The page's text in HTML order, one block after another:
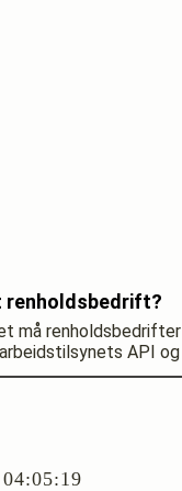
renholdsbedrift?
må
API
04:05:19